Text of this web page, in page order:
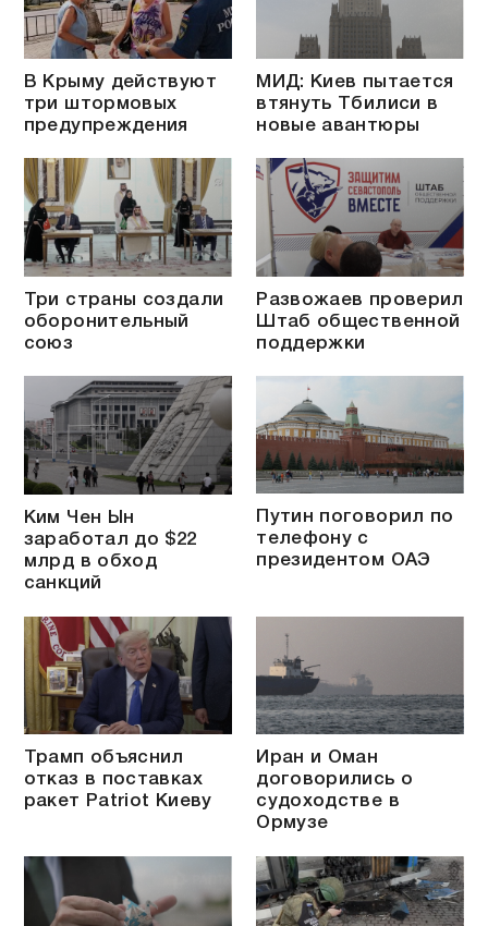
В Крыму действуют
три штормовых
предупреждения
МИД: Киев пытается
втянуть Тбилиси в
новые авантюры
Три страны создали
оборонительный
союз
Развожаев проверил
Штаб общественной
поддержки
Ким Чен Ын
заработал до $22
млрд в обход
санкций
Путин поговорил по
телефону с
президентом ОАЭ
Трамп объяснил
отказ в поставках
ракет Patriot Киеву
Иран и Оман
договорились о
судоходстве в
Ормузе